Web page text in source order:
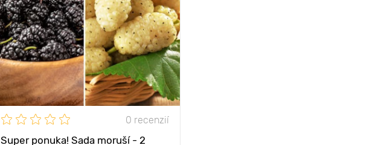
0 recenzií
Super ponuka! Sada moruší - 2